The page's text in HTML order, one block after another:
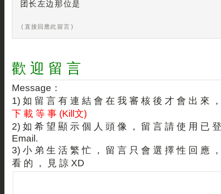
团长左边那位是
( 直接回應此留言 )
歡 迎 留 言
Message：
1) 如 留 言 有 連 結 會 在 我 審 核 後 才 會 出 來
下 載 等 事 (Kill文)
2) 如 希 望 顯 示 個 人 頭 像 ， 留 言 請 使 用 已
Email.
3) 小 弟 生 活 繁 忙 ， 留 言 只 會 選 擇 性 回 應
看 的 ， 見 諒 XD